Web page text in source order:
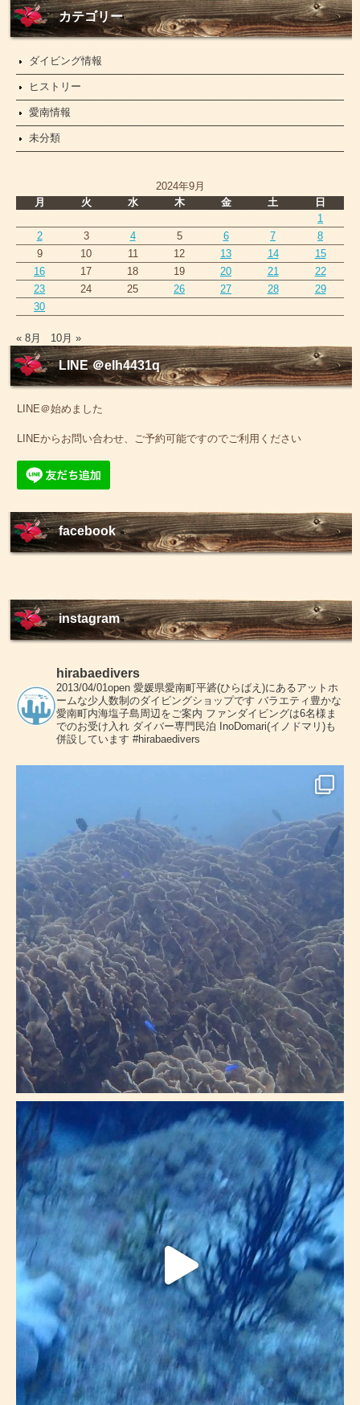
ー
カテゴリー
ダイビング情報
ヒストリー
愛南情報
未分類
2024年9月
月
火 水 木 金 土
日
1
2
3 4 5 6 7
8
9
10 11 12 13 14
15
16
17 18 19 20 21
22
23
24 25 26 27 28
29
30
« 8月 10月 »
LINE ＠elh4431q
LINE＠始めました
LINEからお問い合わせ、ご予約可能ですのでご利用ください
facebook
instagram
hirabaedivers
2013/04/01open 愛媛県愛南町平碆(ひらばえ)にあるアットホ
ームな少人数制のダイビングショップです バラエティ豊かな
愛南町内海塩子島周辺をご案内 ファンダイビングは6名様ま
でのお受け入れ ダイバー専門民泊 InoDomari(イノドマリ)も
併設しています #hirabaedivers